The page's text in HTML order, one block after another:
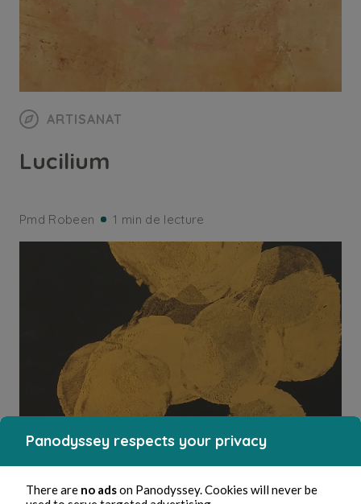
ARTISANAT
Lucilium
Pmd Robeen 1 min de lecture
Panodyssey respects your privacy
There are no adson Panodyssey. Cookies will never be